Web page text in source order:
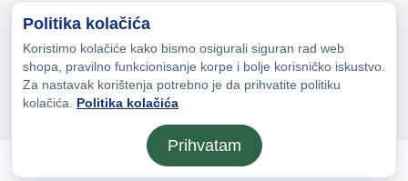
Copyright © 2026 Zeni-Lijek Apoteka. Sva prava zadržana
Politika kolačića
Koristimo kolačiće kako bismo osigurali siguran rad web
shopa, pravilno funkcionisanje korpe i bolje korisničko iskustvo.
Za nastavak korištenja potrebno je da prihvatite politiku
kolačića. Politika kolačića
Prihvatam